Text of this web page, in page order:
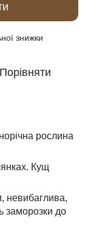
знижки
Порівняти
рослина
Кущ
невибаглива,
заморозки до